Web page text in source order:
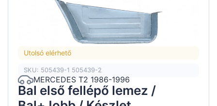
Utolsó elérhető
SKU: 505439-1 505439-2
MERCEDES T2 1986-1996
Bal első fellépő lemez /